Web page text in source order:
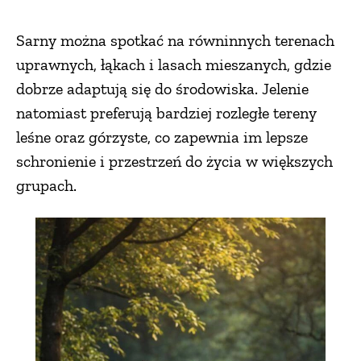
Sarny można spotkać na równinnych terenach
uprawnych, łąkach i lasach mieszanych, gdzie
dobrze adaptują się do środowiska. Jelenie
natomiast preferują bardziej rozległe tereny
leśne oraz górzyste, co zapewnia im lepsze
schronienie i przestrzeń do życia w większych
grupach.